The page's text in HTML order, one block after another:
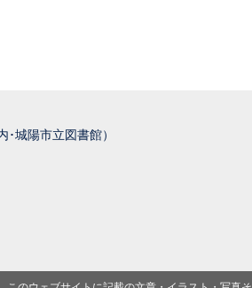
城陽市立図書館）